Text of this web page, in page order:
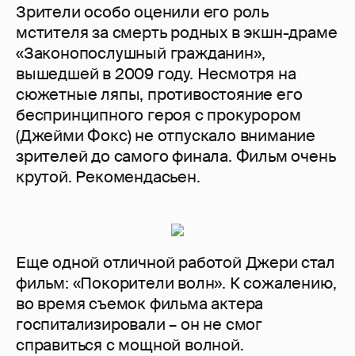
Зрители особо оценили его роль
мстителя за смерть родных в экшн-драме
«Законопослушный гражданин»,
вышедшей в 2009 году. Несмотря на
сюжетные ляпы, противостояние его
беспринципного героя с прокурором
(Джейми Фокс) не отпускало внимание
зрителей до самого финала. Фильм очень
крутой. Рекомендасьен.
Еще одной отличной работой Джери стал
фильм: «Покорители волн». К сожалению,
во время съемок фильма актера
госпитализировали – он не смог
справиться с мощной волной.